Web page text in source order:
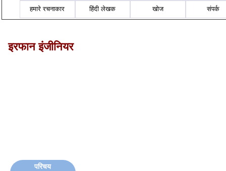
हमारे रचनाकार हिंदी लेखक खोज संपर्क
इरफान इंजीनियर
परिचय